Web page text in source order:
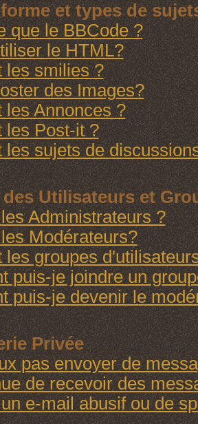
et types de
que le BBCode ?
le HTML?
les smilies ?
des Images?
les Annonces ?
les Post-it ?
les sujets de
Utilisateurs et
Administrateurs ?
Modérateurs?
les groupes
puis-je joindre un
puis-je devenir le
Privée
pas envoyer de
de recevoir des
e-mail abusif ou de